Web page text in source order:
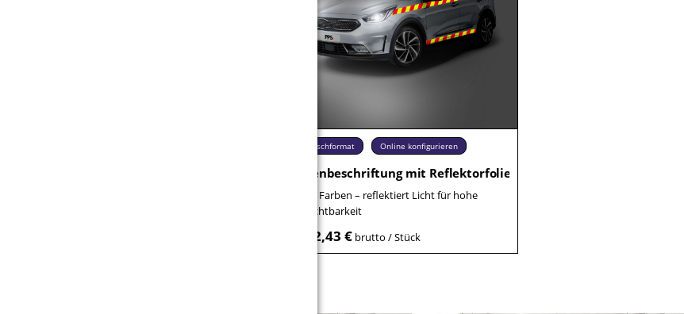
Wunschformat Online konfigurieren
Folienbeschriftung mit Reflektorfolie
11 Farben – reflektiert Licht für hohe
Sichtbarkeit
22,43 €brutto / Stück